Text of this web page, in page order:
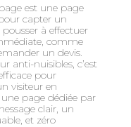
est une page
capter un
à effectuer
comme
un devis.
anti-nuisibles, c’est
pour
visiteur en
page dédiée par
clair, un
et zéro